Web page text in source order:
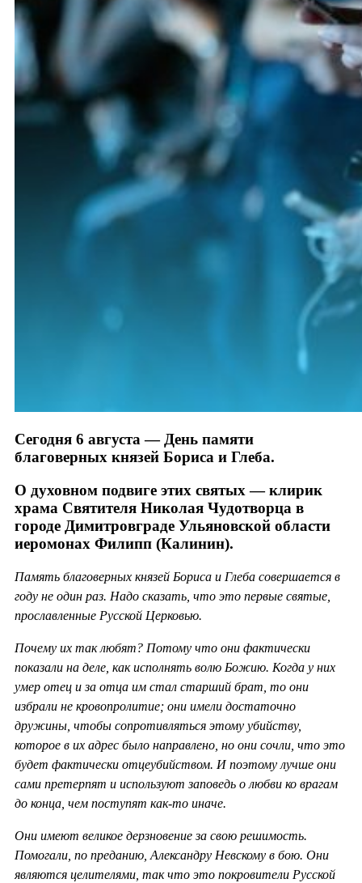
Сегодня 6 августа — День памяти
благоверных князей Бориса и Глеба.
О духовном подвиге этих святых — клирик
храма Святителя Николая Чудотворца в
городе Димитровграде Ульяновской области
иеромонах Филипп (Калинин).
Память благоверных князей Бориса и Глеба совершается в
году не один раз. Надо сказать, что это первые святые,
прославленные Русской Церковью.
Почему их так любят? Потому что они фактически
показали на деле, как исполнять волю Божию. Когда у них
умер отец и за отца им стал старший брат, то они
избрали не кровопролитие; они имели достаточно
дружины, чтобы сопротивляться этому убийству,
которое в их адрес было направлено, но они сочли, что это
будет фактически отцеубийством. И поэтому лучше они
сами претерпят и используют заповедь о любви ко врагам
до конца, чем поступят как-то иначе.
Они имеют великое дерзновение за свою решимость.
Помогали, по преданию, Александру Невскому в бою. Они
являются целителями, так что это покровители Русской